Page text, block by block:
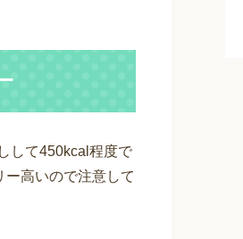
して450kcal程度で
高いので注意して